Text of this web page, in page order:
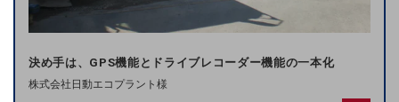
その他のお悩みはこちら
業界から見つける
業界から見つけるTOP
製造業
決め手は、GPS機能とドライブレコーダー機能の一本化
株式会社日動エコプラント様